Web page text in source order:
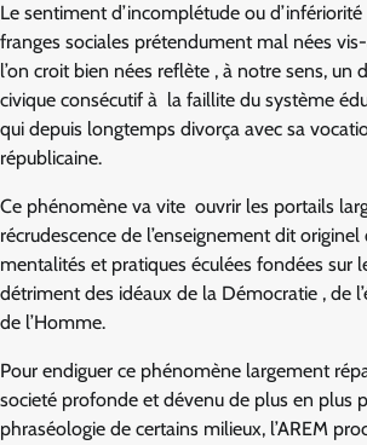
Le sentiment d’incomplétude ou
franges sociales prétendument mal nées
l’on croit bien nées reflète , à notre sens, un
civique consécutif à la faillite du système
qui depuis longtemps divorça avec sa
républicaine.
Ce phénomène va vite ouvrir les portails
récrudescence de l’enseignement dit originel
mentalités et pratiques éculées fondées sur
détriment des idéaux de la Démocratie , de
de l’Homme.
Pour endiguer ce phénomène largement
societé profonde et dévenu de plus en plus
phraséologie de certains milieux, l’AREM